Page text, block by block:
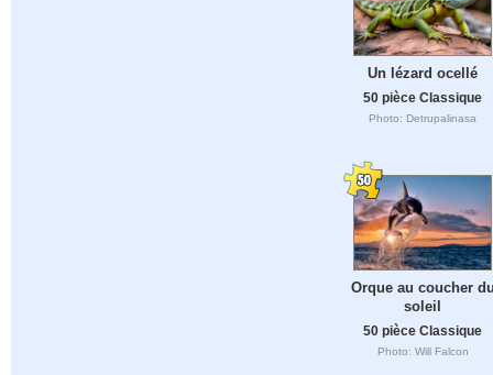
Un lézard ocellé
50 pièce Classique
Photo: Detrupalinasa
Orque au coucher
soleil
50 pièce Classique
Photo: Will Falcon